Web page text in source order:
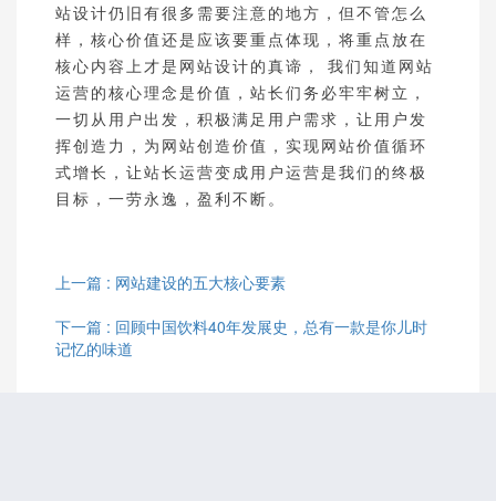
站设计仍旧有很多需要注意的地方，但不管怎么
样，核心价值还是应该要重点体现，将重点放在
核心内容上才是网站设计的真谛， 我们知道网站
运营的核心理念是价值，站长们务必牢牢树立，
一切从用户出发，积极满足用户需求，让用户发
挥创造力，为网站创造价值，实现网站价值循环
式增长，让站长运营变成用户运营是我们的终极
目标，一劳永逸，盈利不断。
上一篇 : 网站建设的五大核心要素
下一篇 : 回顾中国饮料40年发展史，总有一款是你儿时
记忆的味道